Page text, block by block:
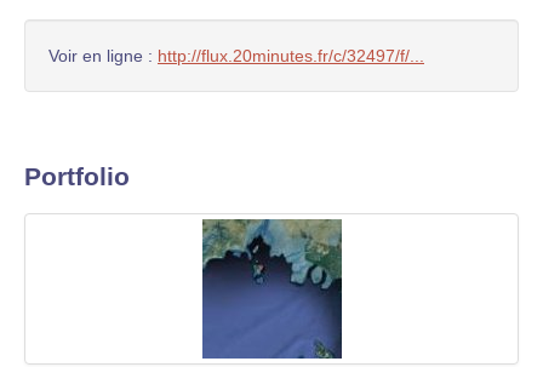
Voir en ligne : http://flux.20minutes.fr/c/32497/f/...
Portfolio